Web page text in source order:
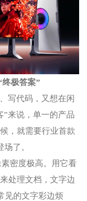
终极答案”
写代码，又想在闲
”来说，单一的产品
，就需要行业首款
了。
密度极高。用它看
处理文档，文字边
见的文字彩边烦